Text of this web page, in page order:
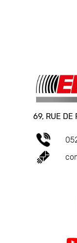
69, RUE DE